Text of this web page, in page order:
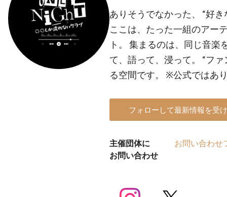
ありそうでなかった、 “好
ここは、たった一組のアー
ト。 集まるのは、同じ音楽
て、語って、浸って。 “フ
る空間です。 ※公式ではあ
フォローして最新情報を受
主催団体に
お問い合わせ
お問い合わせ